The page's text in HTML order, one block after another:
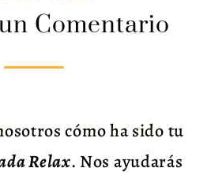
Comentario
cómo ha sido tu
Relax. Nos ayudarás